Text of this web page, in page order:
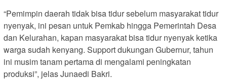
“Pemimpin daerah tidak bisa tidur sebelum masyarakat tidur
nyenyak, ini pesan untuk Pemkab hingga Pemerintah Desa
dan Kelurahan, kapan masyarakat bisa tidur nyenyak ketika
warga sudah kenyang. Support dukungan Gubernur, tahun
ini musim tanam pertama di mengalami peningkatan
produksi”, jelas Junaedi Bakri.